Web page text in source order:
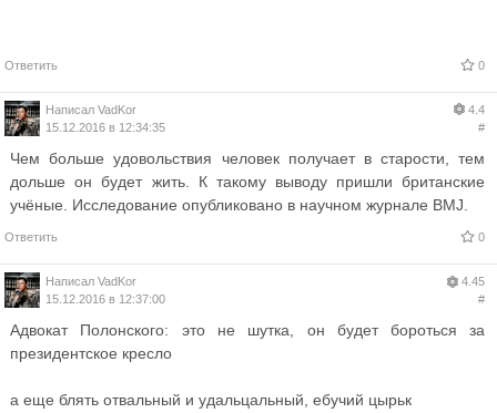
Ответить 0
Написал VadKor
15.12.2016 в 12:34:35
4.4
#
Чем больше удовольствия человек получает в старости, тем
дольше он будет жить. К такому выводу пришли британские
учёные. Исследование опубликовано в научном журнале BMJ.
Ответить 0
Написал VadKor
15.12.2016 в 12:37:00
4.45
#
Адвокат Полонского: это не шутка, он будет бороться за
президентское кресло
а еще блять отвальный и удальцальный, ебучий цырьк